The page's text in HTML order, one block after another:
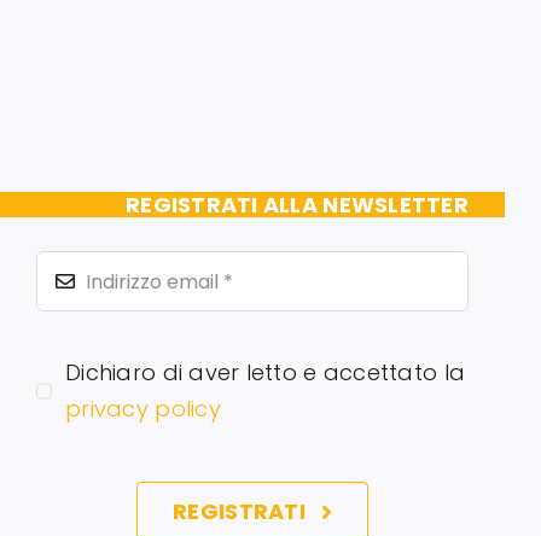
REGISTRATI ALLA NEWSLETTER
Dichiaro di aver letto e accettato la
privacy policy
REGISTRATI